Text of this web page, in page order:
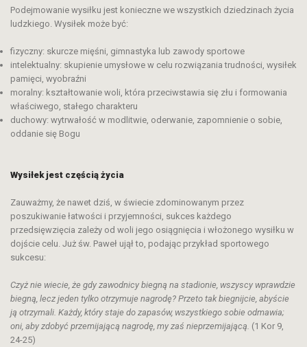
Podejmowanie wysiłku jest konieczne we wszystkich dziedzinach życia
ludzkiego. Wysiłek może być:
fizyczny: skurcze mięśni, gimnastyka lub zawody sportowe
intelektualny: skupienie umysłowe w celu rozwiązania trudności, wysiłek
pamięci, wyobraźni
moralny: kształtowanie woli, która przeciwstawia się złu i formowania
właściwego, stałego charakteru
duchowy: wytrwałość w modlitwie, oderwanie, zapomnienie o sobie,
oddanie się Bogu
Wysiłek jest częścią życia
Zauważmy, że nawet dziś, w świecie zdominowanym przez
poszukiwanie łatwości i przyjemności, sukces każdego
przedsięwzięcia zależy od woli jego osiągnięcia i włożonego wysiłku w
dojście celu. Już św. Paweł ujął to, podając przykład sportowego
sukcesu:
Czyż nie wiecie, że gdy zawodnicy biegną na stadionie, wszyscy wprawdzie
biegną, lecz jeden tylko otrzymuje nagrodę? Przeto tak biegnijcie, abyście
ją otrzymali. Każdy, który staje do zapasów, wszystkiego sobie odmawia;
oni, aby zdobyć przemijającą nagrodę, my zaś nieprzemijającą. (1 Kor 9,
24-25)